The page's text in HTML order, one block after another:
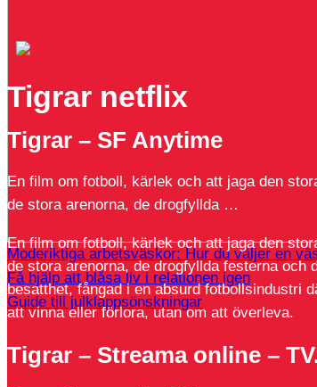
Moderiktiga arbetsväskor: Hur du väljer en
Få hjälp att blåsa liv i relationen igen
Guide till julklappsönskningar
Tigrar netflix
Tigrar – SF Anytime
En film om fotboll, kärlek och att jaga den
de stora arenorna, de drogfyllda …
En film om fotboll, kärlek och att jaga den
de stora arenorna, de drogfyllda festerna och
besatthet, fångad i en absurd fotbollsindustri
att vinna eller förlora, utan om att överleva.
Tigrar – Streama online –